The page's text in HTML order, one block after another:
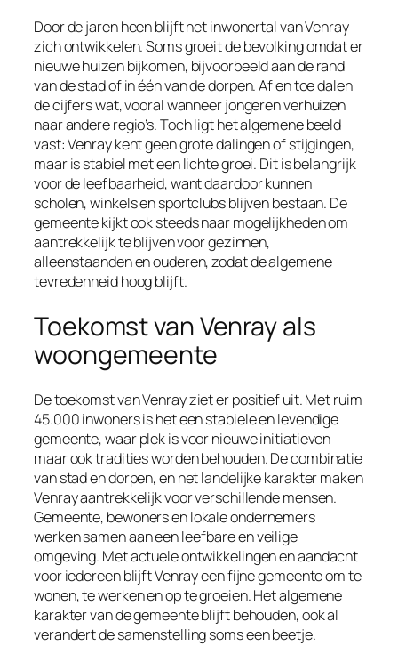
Door de jaren heen blijft het inwonertal van Venray
zich ontwikkelen. Soms groeit de bevolking omdat er
nieuwe huizen bijkomen, bijvoorbeeld aan de rand
van de stad of in één van de dorpen. Af en toe dalen
de cijfers wat, vooral wanneer jongeren verhuizen
naar andere regio’s. Toch ligt het algemene beeld
vast: Venray kent geen grote dalingen of stijgingen,
maar is stabiel met een lichte groei. Dit is belangrijk
voor de leefbaarheid, want daardoor kunnen
scholen, winkels en sportclubs blijven bestaan. De
gemeente kijkt ook steeds naar mogelijkheden om
aantrekkelijk te blijven voor gezinnen,
alleenstaanden en ouderen, zodat de algemene
tevredenheid hoog blijft.
Toekomst van Venray als
woongemeente
De toekomst van Venray ziet er positief uit. Met ruim
45.000 inwoners is het een stabiele en levendige
gemeente, waar plek is voor nieuwe initiatieven
maar ook tradities worden behouden. De combinatie
van stad en dorpen, en het landelijke karakter maken
Venray aantrekkelijk voor verschillende mensen.
Gemeente, bewoners en lokale ondernemers
werken samen aan een leefbare en veilige
omgeving. Met actuele ontwikkelingen en aandacht
voor iedereen blijft Venray een fijne gemeente om te
wonen, te werken en op te groeien. Het algemene
karakter van de gemeente blijft behouden, ook al
verandert de samenstelling soms een beetje.